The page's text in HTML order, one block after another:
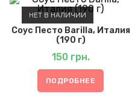
НЕТ В НАЛИЧИИ
Соус Песто Barilla, Италия
(190 г)
150 грн.
ПОДРОБНЕЕ